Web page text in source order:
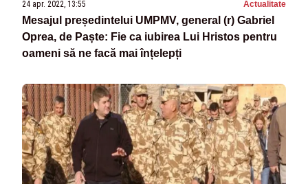
24 apr. 2022, 13:55 Actualitate
Mesajul președintelui UMPMV, general (r) Gabriel
Oprea, de Paște: Fie ca iubirea Lui Hristos pentru
oameni să ne facă mai înțelepți